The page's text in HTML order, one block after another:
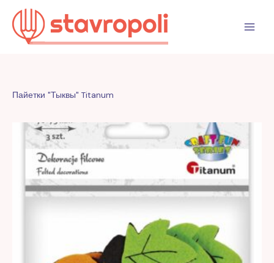
Перейти
содержимому
Пайетки "Тыквы" Titanum